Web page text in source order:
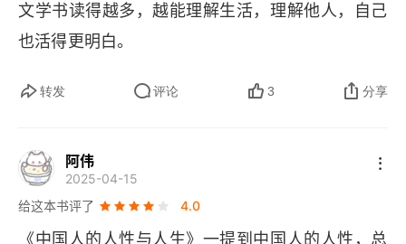
人生和它的意义
人生真相
文学书读得越多，越能理解生活，理解他人，自己
也活得更明白。
转发 评论 3 分享
阿伟
2025-04-15
给这本书评了
4.0
《中国人的人性与人生》一提到中国人的人性，总